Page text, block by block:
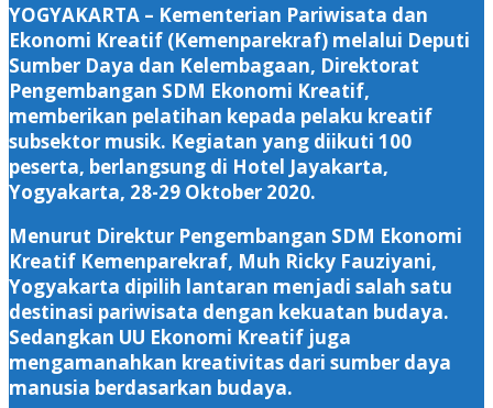
YOGYAKARTA – Kementerian Pariwisata dan
Ekonomi Kreatif (Kemenparekraf) melalui Deputi
Sumber Daya dan Kelembagaan, Direktorat
Pengembangan SDM Ekonomi Kreatif,
memberikan pelatihan kepada pelaku kreatif
subsektor musik. Kegiatan yang diikuti 100
peserta, berlangsung di Hotel Jayakarta,
Yogyakarta, 28-29 Oktober 2020.
Menurut Direktur Pengembangan SDM Ekonomi
Kreatif Kemenparekraf, Muh Ricky Fauziyani,
Yogyakarta dipilih lantaran menjadi salah satu
destinasi pariwisata dengan kekuatan budaya.
Sedangkan UU Ekonomi Kreatif juga
mengamanahkan kreativitas dari sumber daya
manusia berdasarkan budaya.